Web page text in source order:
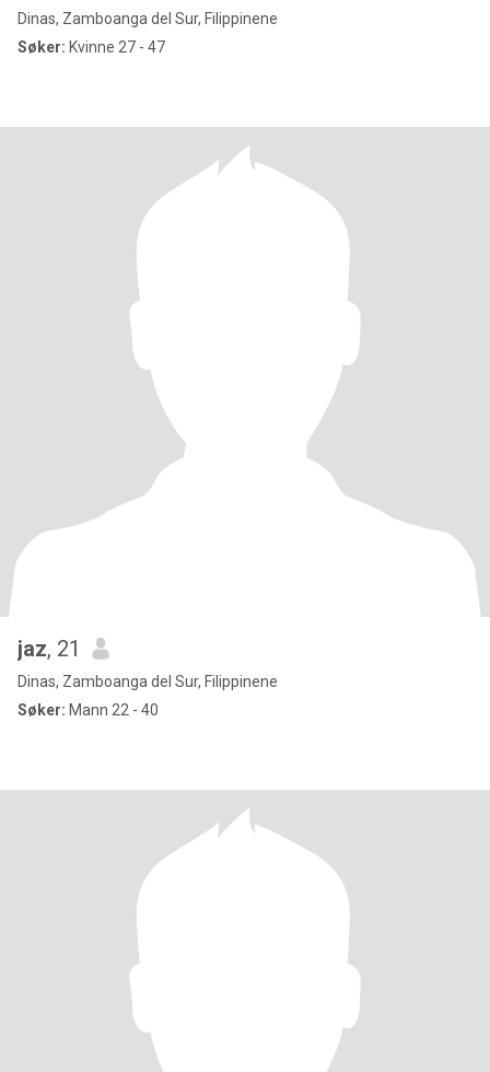
Dinas, Zamboanga del Sur, Filippinene
Søker: Kvinne 27 - 47
jaz, 21
Dinas, Zamboanga del Sur, Filippinene
Søker: Mann 22 - 40